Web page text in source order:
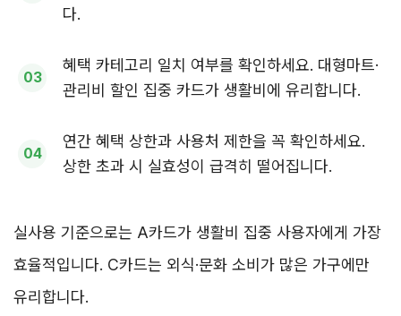
다.
혜택 카테고리 일치 여부를 확인하세요. 대형마트·
관리비 할인 집중 카드가 생활비에 유리합니다.
연간 혜택 상한과 사용처 제한을 꼭 확인하세요.
상한 초과 시 실효성이 급격히 떨어집니다.
실사용 기준으로는 A카드가 생활비 집중 사용자에게 가장
효율적입니다. C카드는 외식·문화 소비가 많은 가구에만
유리합니다.